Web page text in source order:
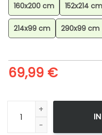
160x200 cm 152x214 cm
214x99 cm 290x99 cm
69,99 €
Minecraft Creeper